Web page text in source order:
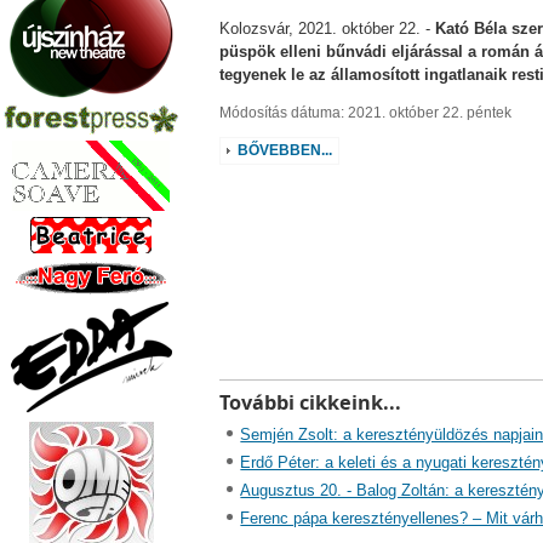
Kolozsvár, 2021. október 22. - Kató Béla
püspök elleni bűnvádi eljárással a román
tegyenek le az államosított ingatlanaik
Módosítás dátuma: 2021. október 22. péntek
BŐVEBBEN...
További cikkeink...
Semjén Zsolt: a keresztényüldözés
Erdő Péter: a keleti és a nyugati
Augusztus 20. - Balog Zoltán: a
Ferenc pápa keresztényellenes? – Mit